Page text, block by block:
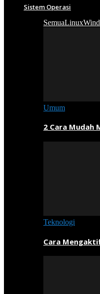
Sistem Operasi
SemuaLinux
Umum
2 Cara Mudah
Teknologi
Cara